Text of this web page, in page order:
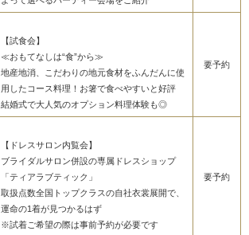
【試食会】
≪おもてなしは“食”から≫
地産地消、こだわりの地元食材をふんだんに使
用したコース料理！お箸で食べやすいと好評
結婚式で大人気のオプション料理体験も◎
要予約
【ドレスサロン内覧会】
ブライダルサロン併設の専属ドレスショップ
「ティアラブティック」
取扱点数全国トップクラスの自社衣裳展開で、
運命の1着が見つかるはず
※試着ご希望の際は事前予約が必要です
要予約